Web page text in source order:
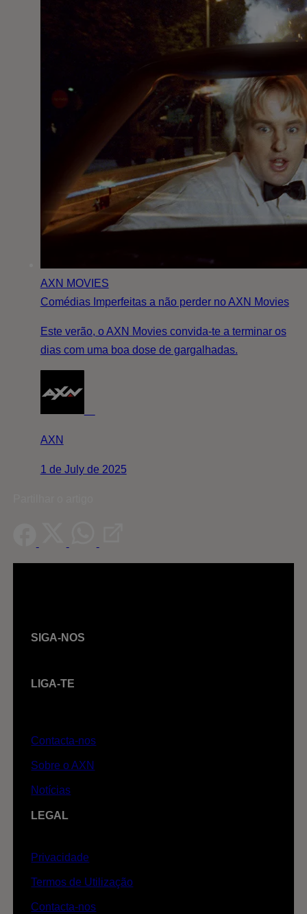
AXN MOVIES
Comédias Imperfeitas a não perder no AXN Movies
Este verão, o AXN Movies convida-te a terminar os
dias com uma boa dose de gargalhadas.
AXN
1 de July de 2025
SIGA-NOS
LIGA-TE
Contacta-nos
Sobre o AXN
Notícias
LEGAL
Privacidade
Termos de Utilização
Contacta-nos